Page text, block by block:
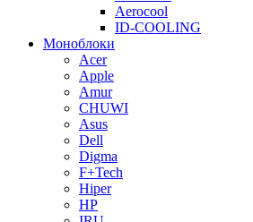
Aerocool
ID-COOLING
Моноблоки
Acer
Apple
Amur
CHUWI
Asus
Dell
Digma
F+Tech
Hiper
HP